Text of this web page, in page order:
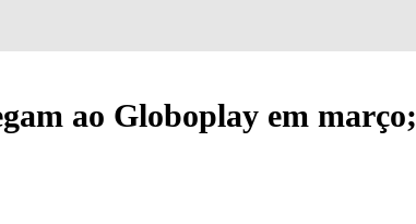
ao Globoplay em março;